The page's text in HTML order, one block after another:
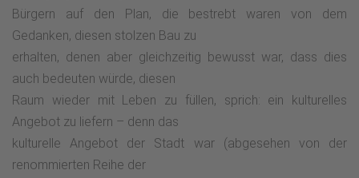
Bürgern auf den Plan, die bestrebt waren von dem
Gedanken, diesen stolzen Bau zu
erhalten, denen aber gleichzeitig bewusst war, dass dies
auch bedeuten würde, diesen
Raum wieder mit Leben zu füllen, sprich: ein kulturelles
Angebot zu liefern – denn das
kulturelle Angebot der Stadt war (abgesehen von der
renommierten Reihe der